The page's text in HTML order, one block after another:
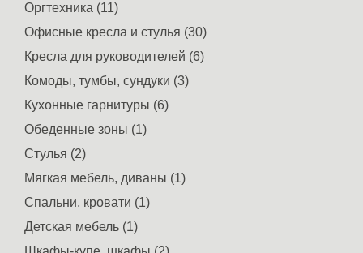
Оргтехника (11)
Офисные кресла и стулья (30)
Кресла для руководителей (6)
Комоды, тумбы, сундуки (3)
Кухонные гарнитуры (6)
Обеденные зоны (1)
Стулья (2)
Мягкая мебель, диваны (1)
Спальни, кровати (1)
Детская мебель (1)